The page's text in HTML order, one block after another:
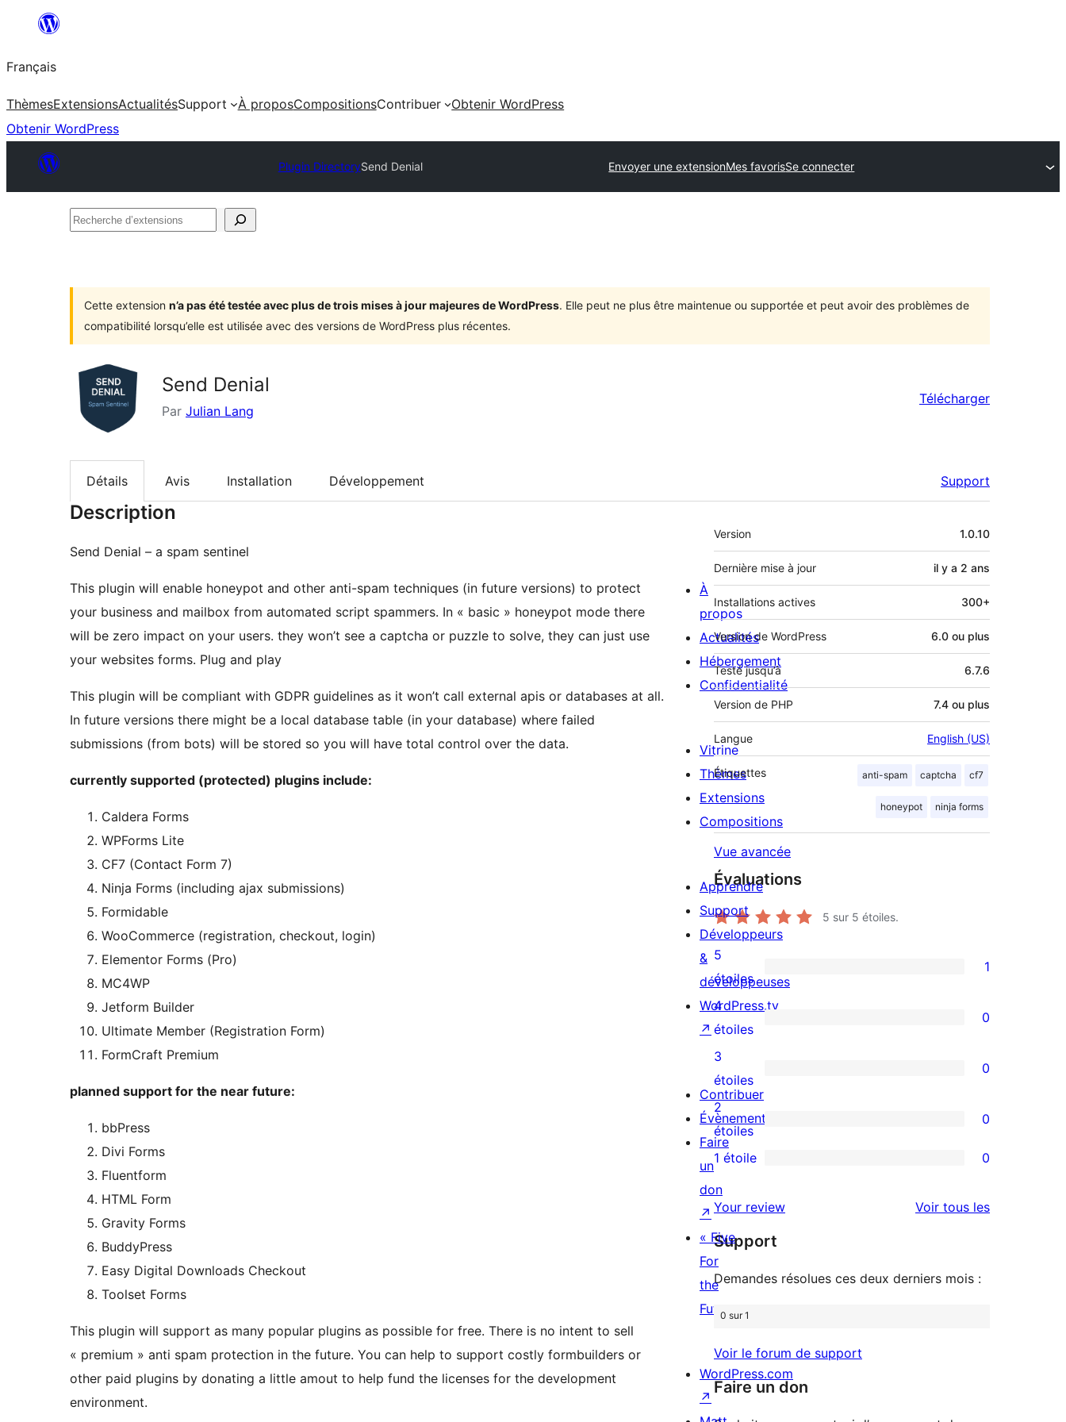
contenu
Français
ThèmesExtensionsActualitésSupport À proposCompositionsContribuer
Obtenir WordPress
Obtenir WordPress
Plugin DirectorySend Denial Envoyer une extensionMes favorisSe connecter
Recherche
Cette extension n’a pas été testée avec plus de trois mises à jour majeures de WordPress. Elle peut ne plus être maintenue ou supportée et peut avoir des problèmes de
compatibilité lorsqu’elle est utilisée avec des versions de WordPress plus récentes.
Send Denial
Par Julian Lang
Télécharger
Détails Avis Installation Développement Support
Description
Send Denial – a spam sentinel
This plugin will enable honeypot and other anti-spam techniques (in future versions) to protect
your business and mailbox from automated script spammers. In « basic » honeypot mode there
will be zero impact on your users. they won’t see a captcha or puzzle to solve, they can just use
your websites forms. Plug and play
This plugin will be compliant with GDPR guidelines as it won’t call external apis or databases at all.
In future versions there might be a local database table (in your database) where failed
submissions (from bots) will be stored so you will have total control over the data.
currently supported (protected) plugins include:
Caldera Forms
WPForms Lite
CF7 (Contact Form 7)
Ninja Forms (including ajax submissions)
Formidable
WooCommerce (registration, checkout, login)
Elementor Forms (Pro)
MC4WP
Jetform Builder
Ultimate Member (Registration Form)
FormCraft Premium
planned support for the near future:
bbPress
Divi Forms
Fluentform
HTML Form
Gravity Forms
BuddyPress
Easy Digital Downloads Checkout
Toolset Forms
This plugin will support as many popular plugins as possible for free. There is no intent to sell
« premium » anti spam protection in the future. You can help to support costly formbuilders or
other paid plugins by donating a little amout to help fund the licenses for the development
environment.
Méta
Version 1.0.10
Dernière mise à jour il y a 2 ans
Installations actives 300+
Version de WordPress 6.0 ou plus
Testé jusqu’à 6.7.6
Version de PHP 7.4 ou plus
Langue English (US)
Étiquettes anti-spam captcha cf7
honeypot ninja forms
Vue avancée
Évaluations
5 sur 5 étoiles.
1
avis
à
5
étoile
5
étoiles
1
0
avis
à
4
étoile
4
étoiles
0
0
avis
à
3
étoile
3
étoiles
0
0
avis
à
2
2
étoiles
0
0
avis
à
1
étoile
1 étoile 0
Your review Voir tous lesavis
Support
Demandes résolues ces deux derniers mois :
0 sur 1
Voir le forum de support
Faire un don
À
propos
Actualités
Hébergement
Confidentialité
Vitrine
Thèmes
Extensions
Compositions
Apprendre
Support
Développeurs
&
développeuses
WordPress.tv
↗
Contribuer
Évènements
Faire
un
don
↗
« Five
For
the
Future »
WordPress.com
↗